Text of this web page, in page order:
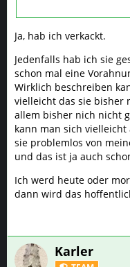
kann man sich
sie problemlos von
Ich werd heute oder
dann wird das
Karler
TEAM
24. März 2026 um 15:11
der Grow ja weiter.
Also, ich hab so paar